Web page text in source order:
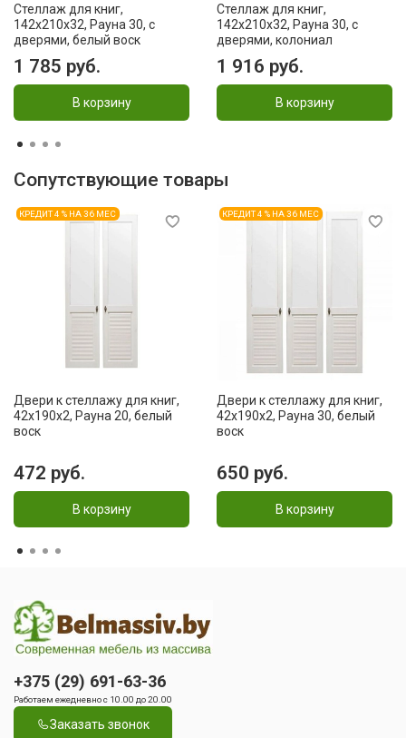
Стеллаж для книг,
142x210x32, Рауна 30, с
дверями, белый воск
1 785 руб.
В корзину
Стеллаж для книг,
142x210x32, Рауна 30, с
дверями, колониал
1 916 руб.
В корзину
Сопутствующие товары
КРЕДИТ 4 % НА 36 МЕС
Двери к стеллажу для книг,
42x190x2, Рауна 20, белый
воск
472 руб.
В корзину
КРЕДИТ 4 % НА 36 МЕС
Двери к стеллажу для книг,
42x190x2, Рауна 30, белый
воск
650 руб.
В корзину
+375 (29) 691-63-36
Работаем ежедневно с 10.00 до 20.00
Заказать звонок